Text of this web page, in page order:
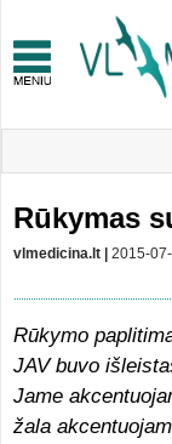
Rūkymas
vlmedicina.lt | 2015-
Rūkymo
JAV buvo
Jame
žala